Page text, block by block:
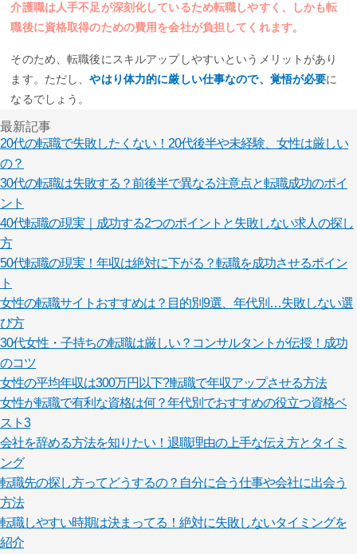
介護職は人手不足が深刻化しているため転職しやすく、しかも転
職後に資格取得のための費用を会社が負担してくれます。
そのため、転職後にスキルアップしやすいというメリットがあり
ます。ただし、やはり体力的に厳しい仕事なので、覚悟が必要に
なるでしょう。
最新記事
20代の転職で失敗したくない！20代後半や未経験、女性は厳しい
の？
30代の転職は失敗する？前後半で異なる注意点と転職成功のポイ
ント
40代転職の現実｜成功する2つのポイントと失敗しない求人の探し
方
50代転職の現実！年収は絶対に下がる？転職を成功させるポイン
ト
女性の転職サイトおすすめは？目的別9選、年代別…失敗しない選
び方
30代女性・子持ちの転職は厳しい？コンサルタントが伝授！成功
のコツ
女性の平均年収は300万円以下?!転職で年収アップさせる方法
女性が転職で有利な資格は何？年代別でおすすめの役立つ資格ベ
スト3
会社を辞める方法を知りたい！退職理由の上手な伝え方とタイミ
ング
転職先の探し方ってどうするの？自分に合う仕事や会社に出会う
方法
転職しやすい時期は決まってる！絶対に失敗しないタイミングを
紹介